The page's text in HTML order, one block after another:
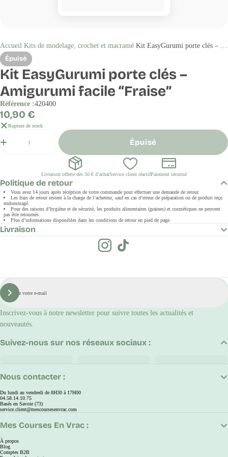
Accueil Kits de modelage, crochet et macramé Kit EasyGurumi porte clés – Amigurumi facile “Fraise”
Épuisé
Kit EasyGurumi porte clés –
Amigurumi facile “Fraise”
Référence :420400
Prix
régulier
10,90 €
Rupture de stock
Épuisé
Livraison offerte dès 50 € d’achatService client réactifPaiement sécurisé
Politique de retour
Vous avez 14 jours après réception de votre commande pour effectuer une demande de retour.
Les frais de retour restent à la charge de l’acheteur, sauf en cas d’erreur de préparation ou de produit reçu
endommagé.
Pour des raisons d’hygiène et de sécurité, les produits alimentaires (graines) et cosmétiques ne peuvent
pas être retournés.
Plus d’informations disponibles dans les conditions de retour en pied de page.
Livraison
E-
mail
S'inscrire
Inscrivez-vous à notre newsletter pour suivre toutes les actualités et
nouveautés.
Nous contacter :
Du lundi au vendredi de 8H30 à 17H00
04.58.14.10.75
Basés en Savoie (73)
service.client@mescoursesenvrac.com
Mes Courses En Vrac :
À propos
Blog
Comptes B2B
Suivez-nous sur nos réseaux sociaux :